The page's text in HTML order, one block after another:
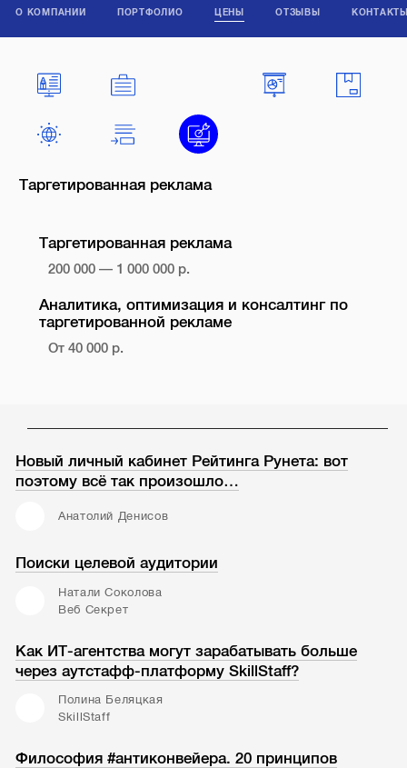
О КОМПАНИИ ПОРТФОЛИО ЦЕНЫ ОТЗЫВЫ
Таргетированная реклама
Таргетированная реклама
200 000 — 1 000 000 р.
Аналитика, оптимизация и консалтинг по
таргетированной рекламе
От 40 000 р.
Новый личный кабинет Рейтинга Рунета: вот
поэтому всё так произошло…
Анатолий Денисов
Поиски целевой аудитории
Натали Соколова
Веб Секрет
Как ИТ-агентства могут зарабатывать больше
через аутстафф-платформу SkillStaff?
Полина Беляцкая
SkillStaff
Философия #антиконвейера. 20 принципов